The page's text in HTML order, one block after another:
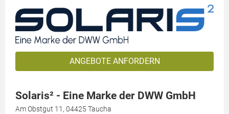
ANGEBOTE ANFORDERN
Solaris² - Eine Marke der DWW GmbH
Am Obstgut 11, 04425 Taucha